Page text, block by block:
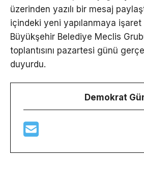
üzerinden yazılı bir mesaj
içindeki yeni yapılanmaya işaret
Büyükşehir Belediye Meclis
toplantısını pazartesi günü
duyurdu.
Demokrat